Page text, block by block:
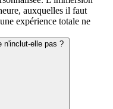
auxquelles il faut
expérience totale ne
n'inclut-elle pas ?